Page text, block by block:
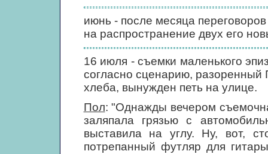
июнь - после месяца
на распространение двух его
16 июля - съемки маленького
согласно сценарию, разоренный
хлеба, вынужден петь на улице.
Пол: "Однажды вечером
заляпала грязью с
выставила на углу. Ну, вот,
потрепанный футляр для